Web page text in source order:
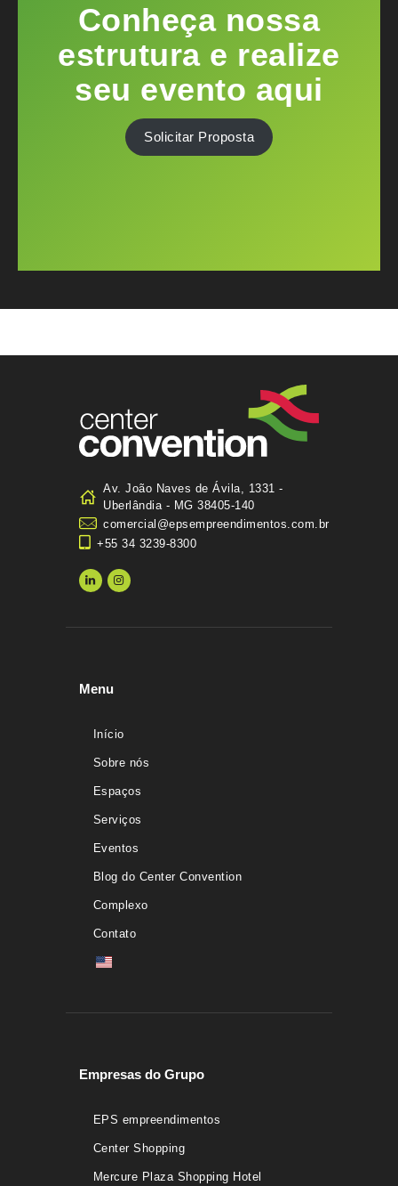
Conheça nossa
estrutura e realize
seu evento aqui
Solicitar Proposta
Av. João Naves de Ávila, 1331 -
Uberlândia - MG 38405-140
comercial@epsempreendimentos.com.br
+55 34 3239-8300
Menu
Início
Sobre nós
Espaços
Serviços
Eventos
Blog do Center Convention
Complexo
Contato
Empresas do Grupo
EPS empreendimentos
Center Shopping
Mercure Plaza Shopping Hotel